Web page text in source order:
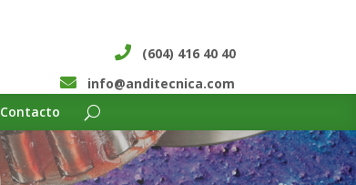
(604) 416 40 40
info@anditecnica.com
Contacto